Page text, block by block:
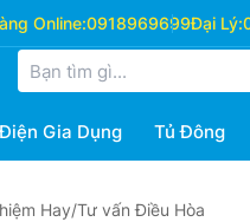
Online:0918969699Đại Lý:
Điện Gia Dụng Tủ Đông
Hay/Tư vấn Điều Hòa